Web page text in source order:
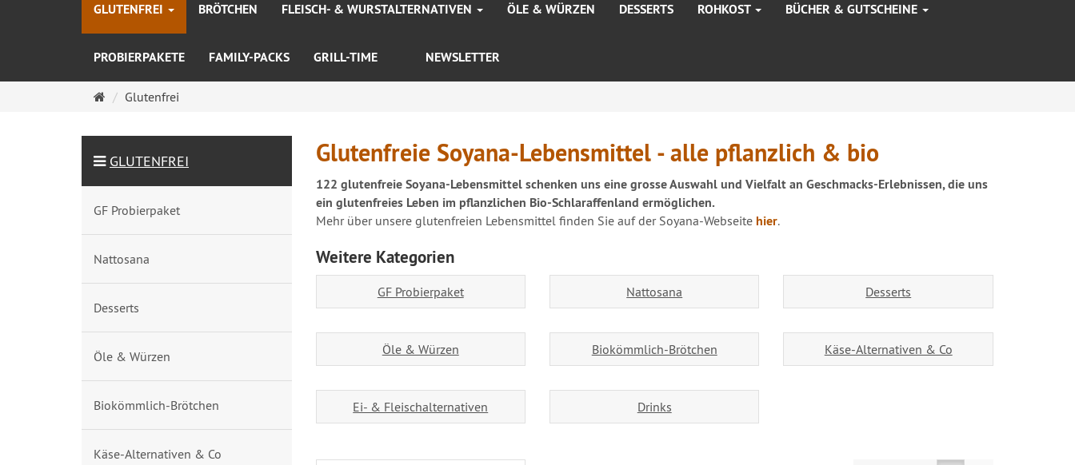
GLUTENFREI BRÖTCHEN FLEISCH- & WURSTALTERNATIVEN ÖLE & WÜRZEN DESSERTS ROHKOST BÜCHER & GUTSCHEINE
PROBIERPAKETE FAMILY-PACKS GRILL-TIME NEWSLETTER
Startseite
Glutenfrei
Glutenfreie Soyana-Lebensmittel - alle pflanzlich & bio
122 glutenfreie Soyana-Lebensmittel schenken uns eine grosse Auswahl und Vielfalt an Geschmacks-Erlebnissen, die uns
ein glutenfreies Leben im pflanzlichen Bio-Schlaraffenland ermöglichen.
Mehr über unsere glutenfreien Lebensmittel finden Sie auf der Soyana-Webseite hier.
Weitere Kategorien
GF Probierpaket Nattosana Desserts
Öle & Würzen Biokömmlich-Brötchen Käse-Alternativen & Co
Ei- & Fleischalternativen Drinks
GLUTENFREI
GF Probierpaket
Nattosana
Desserts
Öle & Würzen
Biokömmlich-Brötchen
Käse-Alternativen & Co